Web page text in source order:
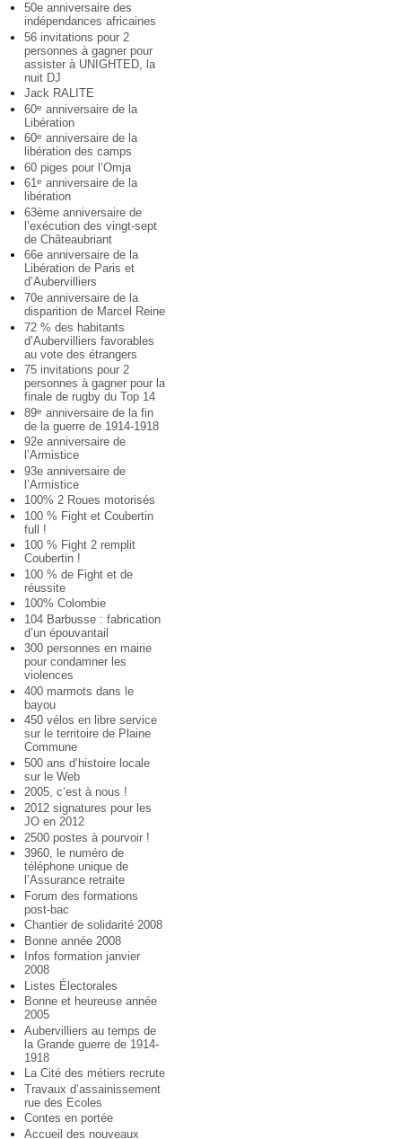
50e anniversaire des
indépendances africaines
56 invitations pour 2
personnes à gagner pour
assister à UNIGHTED, la
nuit DJ
Jack RALITE
60e anniversaire de la
Libération
60e anniversaire de la
libération des camps
60 piges pour l’Omja
61e anniversaire de la
libération
63ème anniversaire de
l’exécution des vingt-sept
de Châteaubriant
66e anniversaire de la
Libération de Paris et
d’Aubervilliers
70e anniversaire de la
disparition de Marcel Reine
72 % des habitants
d’Aubervilliers favorables
au vote des étrangers
75 invitations pour 2
personnes à gagner pour la
finale de rugby du Top 14
89e anniversaire de la fin
de la guerre de 1914-1918
92e anniversaire de
l’Armistice
93e anniversaire de
l’Armistice
100% 2 Roues motorisés
100 % Fight et Coubertin
full !
100 % Fight 2 remplit
Coubertin !
100 % de Fight et de
réussite
100% Colombie
104 Barbusse : fabrication
d’un épouvantail
300 personnes en mairie
pour condamner les
violences
400 marmots dans le
bayou
450 vélos en libre service
sur le territoire de Plaine
Commune
500 ans d’histoire locale
sur le Web
2005, c’est à nous !
2012 signatures pour les
JO en 2012
2500 postes à pourvoir !
3960, le numéro de
téléphone unique de
l’Assurance retraite
Forum des formations
post-bac
Chantier de solidarité 2008
Bonne année 2008
Infos formation janvier
2008
Listes Électorales
Bonne et heureuse année
2005
Aubervilliers au temps de
la Grande guerre de 1914-
1918
La Cité des métiers recrute
Travaux d’assainissement
rue des Ecoles
Contes en portée
Accueil des nouveaux